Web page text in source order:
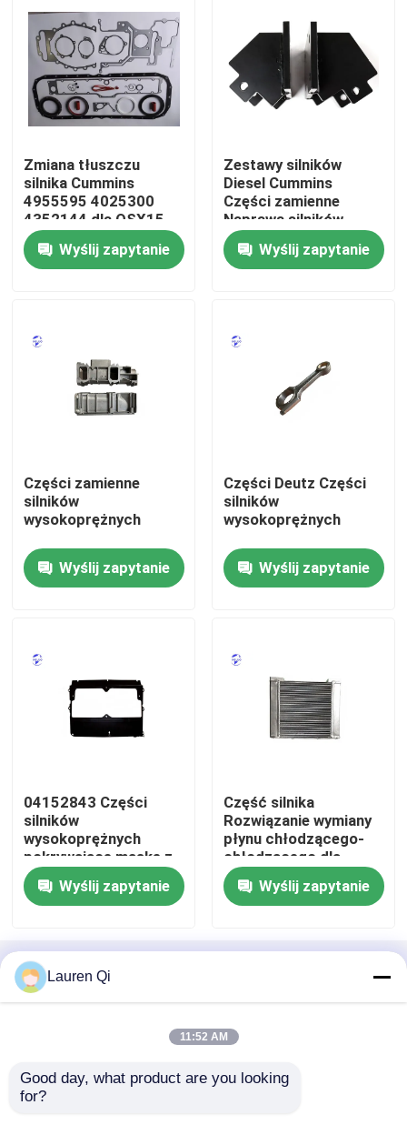
Dom
Produkty
Wycieczka po fabryce
Skontaktuj się z nami
Poprosić o wycenę
Silnik
Silnik CUMMINS
Podróżna skrzynia biegów
Silnik Kubota
Silnik Yanmara
Silnik Perkinsa
Zmiana tłuszczu
silnika Cummins
4955595 4025300
4352144 dla QSX15
ISX15
Wyślij zapytanie
Zestawy silników
Diesel Cummins
Części zamienne
Naprawa silników
Wyślij zapytanie
Części zamienne
silników
wysokoprężnych
Wyślij zapytanie
Części Deutz Części
silników
wysokoprężnych
Wyślij zapytanie
04152843 Części
silników
wysokoprężnych
pokrywające maskę z
wygodnym
opakowaniem
kartonowym
Wyślij zapytanie
Część silnika
Rozwiązanie wymiany
płynu chłodzącego-
chłodzącego dla
silnika Diesla Deutz
Wyślij zapytanie
Chinach.Copyright © 2026 Hebei Keluo
Lauren Qi
11:52 AM
Good day, what product are you looking
for?